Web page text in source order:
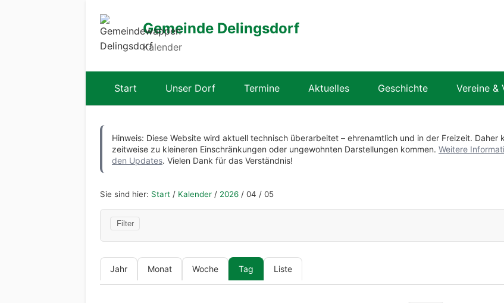
Gemeinde Delingsdorf
Kalender
Start Unser Dorf Termine Aktuelles Geschichte Vereine &
Hinweis: Diese Website wird aktuell technisch überarbeitet – ehrenamtlich und in der Freizeit. Daher
zeitweise zu kleineren Einschränkungen oder ungewohnten Darstellungen kommen. Weitere
den Updates. Vielen Dank für das Verständnis!
Sie sind hier: Start / Kalender / 2026 / 04 / 05
Filter
Jahr Monat Woche Tag Liste